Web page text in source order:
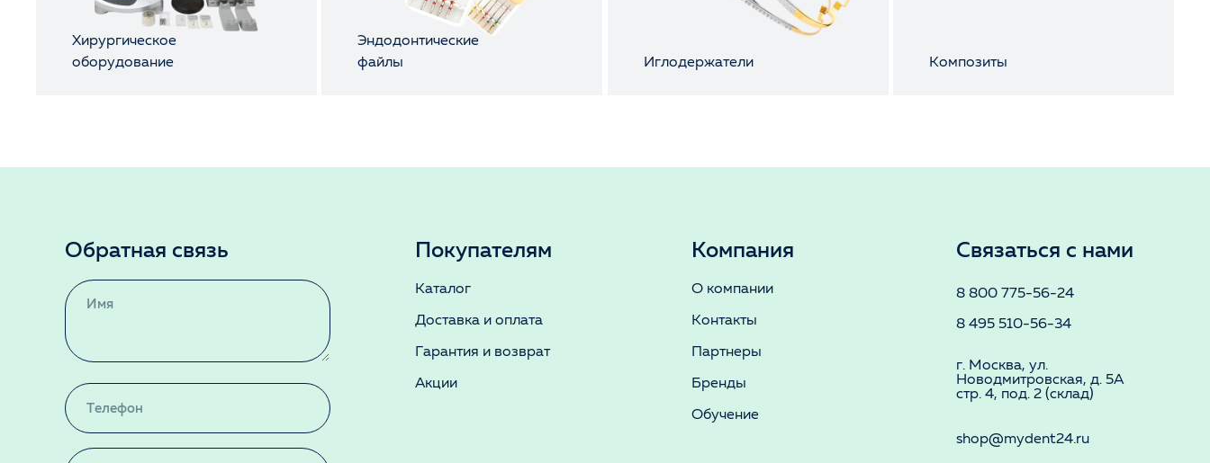
Хирургическое
оборудование
Эндодонтические
файлы
Иглодержатели Композиты
Обратная связь Покупателям
Каталог
Доставка и оплата
Гарантия и возврат
Акции
Компания
О компании
Контакты
Партнеры
Бренды
Обучение
Связаться с нами
8 800 775-56-24
8 495 510-56-34
г. Москва, ул.
Новодмитровская, д. 5А
стр. 4, под. 2 (склад)
shop@mydent24.ru